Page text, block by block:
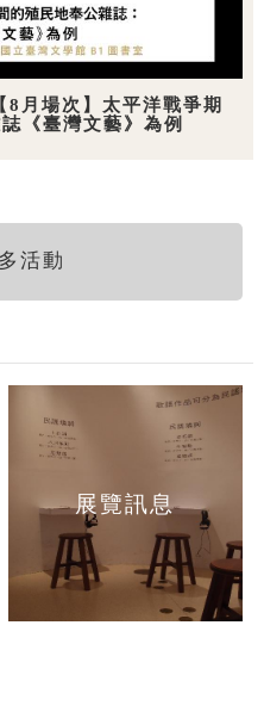
月場次】太平洋戰爭期
《臺灣文藝》為例
活動
展覽訊息